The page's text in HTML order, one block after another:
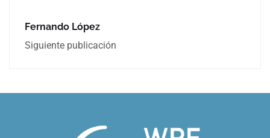
Fernando López
Siguiente publicación